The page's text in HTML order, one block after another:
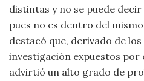
distintas y no se puede decir
pues no es dentro del
destacó que, derivado de
investigación expuestos por
advirtió un alto grado de